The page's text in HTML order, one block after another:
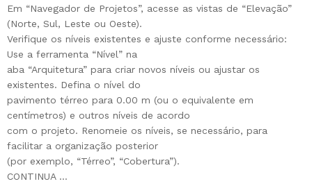
Em “Navegador de Projetos”, acesse as vistas de “Elevação”
(Norte, Sul, Leste ou Oeste).
Verifique os níveis existentes e ajuste conforme necessário:
Use a ferramenta “Nível” na
aba “Arquitetura” para criar novos níveis ou ajustar os
existentes. Defina o nível do
pavimento térreo para 0.00 m (ou o equivalente em
centímetros) e outros níveis de acordo
com o projeto. Renomeie os níveis, se necessário, para
facilitar a organização posterior
(por exemplo, “Térreo”, “Cobertura”).
CONTINUA …